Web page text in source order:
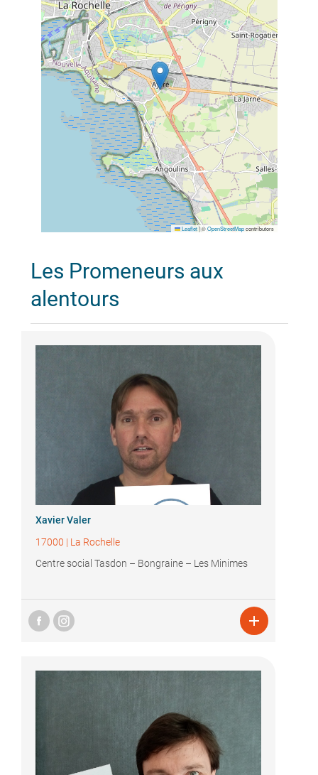
Leaflet |©OpenStreetMapcontributors
Les Promeneurs aux
alentours
Xavier Valer
17000 | La Rochelle
Centre social Tasdon – Bongraine – Les Minimes
